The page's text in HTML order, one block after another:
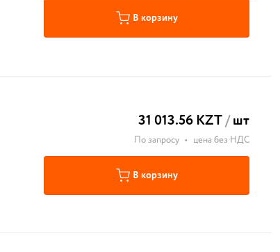
В корзину
31 013.56 KZT/шт
По запросу • цена без НДС
В корзину